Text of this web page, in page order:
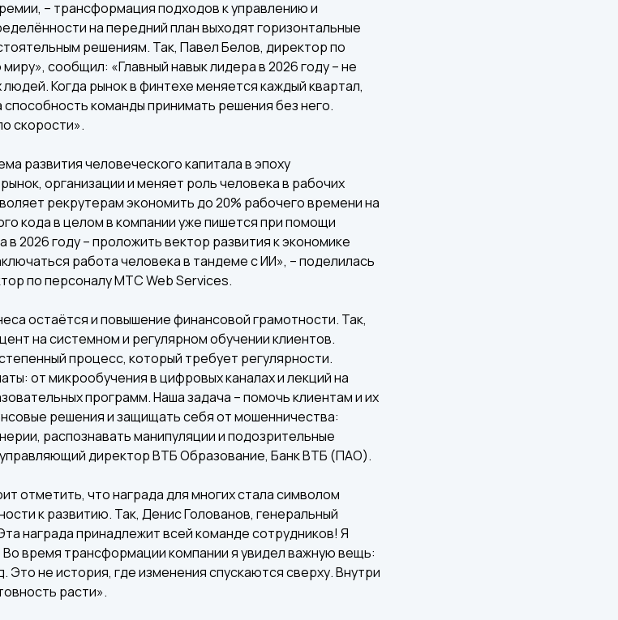
– трансформация подходов к управлению и
на передний план выходят горизонтальные
решениям. Так, Павел Белов, директор по
сообщил: «Главный навык лидера в 2026 году – не
Когда рынок в финтехе меняется каждый квартал,
команды принимать решения без него.
скорости».
развития человеческого капитала в эпоху
организации и меняет роль человека в рабочих
рекрутерам экономить до 20% рабочего времени на
кода в целом в компании уже пишется при помощи
2026 году – проложить вектор развития к экономике
работа человека в тандеме с ИИ», – поделилась
по персоналу МТС Web Services.
остаётся и повышение финансовой грамотности. Так,
на системном и регулярном обучении клиентов.
процесс, который требует регулярности.
от микрообучения в цифровых каналах и лекций на
программ. Наша задача – помочь клиентам и их
решения и защищать себя от мошенничества:
распознавать манипуляции и подозрительные
директор ВТБ Образование, Банк ВТБ (ПАО).
отметить, что награда для многих стала символом
к развитию. Так, Денис Голованов, генеральный
награда принадлежит всей команде сотрудников! Я
Во время трансформации компании я увидел важную вещь:
не история, где изменения спускаются сверху. Внутри
расти».